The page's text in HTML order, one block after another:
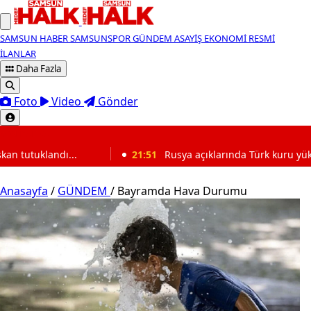
SAMSUN HABERSAMSUNSPORGÜNDEM ASAYİŞ EKONOMİ RESMİ
İLANLAR
Daha Fazla
Foto Video Gönder
21:51 Rusya açıklarında Türk kuru yük gemisine İHA
Anasayfa / GÜNDEM / Bayramda Hava Durumu